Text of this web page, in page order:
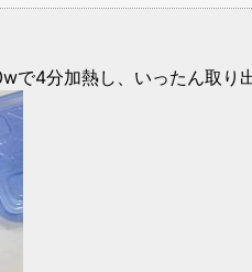
4分加熱し、いったん取り